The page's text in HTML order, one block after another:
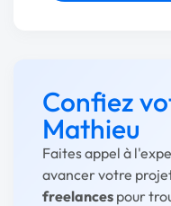
Confiez
Mathieu
Faites appel à
avancer votre
freelances pour